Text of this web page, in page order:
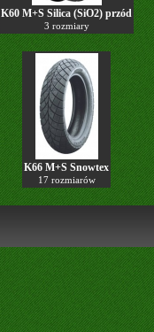
K60 M+S Silica (SiO2) przód
3 rozmiary
K66 M+S Snowtex
17 rozmiarów